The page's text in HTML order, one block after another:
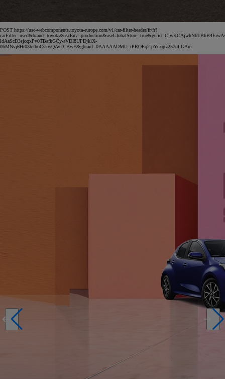
POST https://usc-webcomponents.toyota-europe.com/v1/car-filter-header/fr/fr?
ldAaScD3sjoqxPv0TBafkGCy-aVDI8UPDjklX-
0hMNvj6Hr03teIhoCskwQAvD_BwE&gbraid=0AAAAADMU_rPROFq2-pYcxqtz257uljGAm